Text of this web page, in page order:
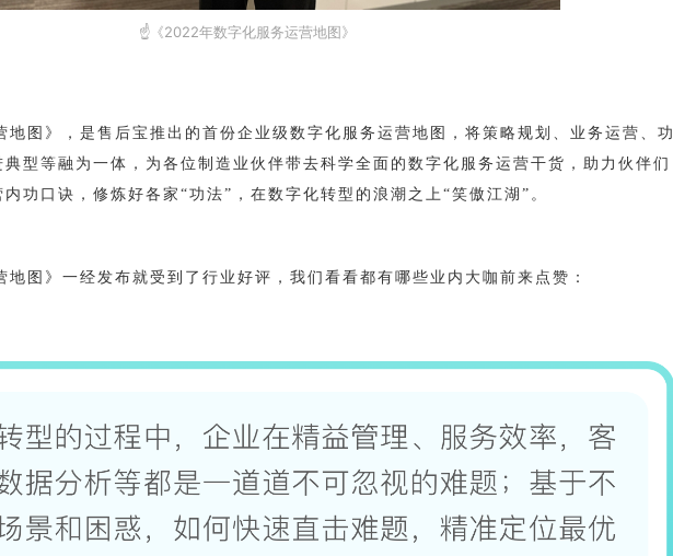
☝《2022年数字化服务运营地图》
地图》，是售后宝推出的首份企业级数字化服务运营地图，将策略规划、业务运营、功
型等融为一体，为各位制造业伙伴带去科学全面的数字化服务运营干货，助力伙伴们
功口诀，修炼好各家“功法”，在数字化转型的浪潮之上“笑傲江湖”。
地图 》一经发布就受到了行业好评，我们看看都有哪些业内大咖前来点赞：